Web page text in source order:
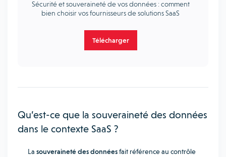
Sécurité et souveraineté de vos données : comment
bien choisir vos fournisseurs de solutions SaaS
Télécharger
Qu’est-ce que la souveraineté des données
dans le contexte SaaS ?
La souveraineté des donnéesfait référence au contrôle